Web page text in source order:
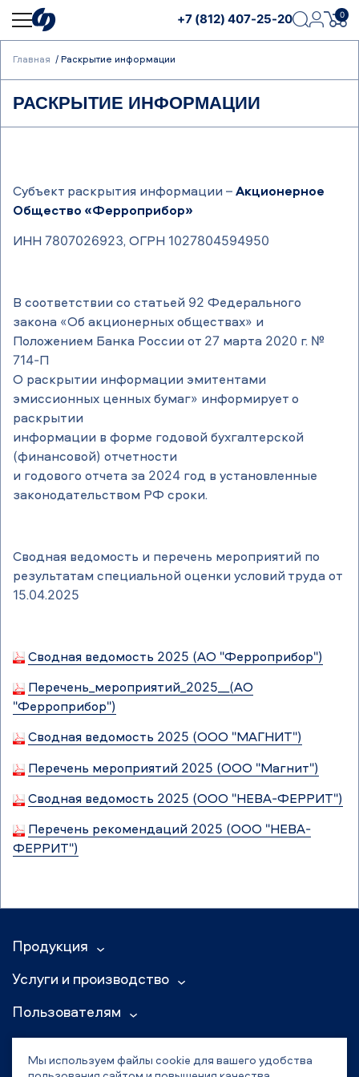
+7 (812) 407-25-20 0
Главная Раскрытие информации
РАСКРЫТИЕ ИНФОРМАЦИИ
Субъект раскрытия информации – Акционерное
Общество «Ферроприбор»
ИНН 7807026923, ОГРН 1027804594950
В соответствии со статьей 92 Федерального
закона «Об акционерных обществах» и
Положением Банка России от 27 марта 2020 г. №
714-П
О раскрытии информации эмитентами
эмиссионных ценных бумаг» информирует о
раскрытии
информации в форме годовой бухгалтерской
(финансовой) отчетности
и годового отчета за 2024 год в установленные
законодательством РФ сроки.
Сводная ведомость и перечень мероприятий по
результатам специальной оценки условий труда от
15.04.2025
Сводная ведомость 2025 (АО "Ферроприбор")
Перечень_мероприятий_2025__(АО
"Ферроприбор")
Сводная ведомость 2025 (ООО "МАГНИТ")
Перечень мероприятий 2025 (ООО "Магнит")
Сводная ведомость 2025 (ООО "НЕВА-ФЕРРИТ")
Перечень рекомендаций 2025 (ООО "НЕВА-
ФЕРРИТ")
Продукция
Услуги и производство
Пользователям
Россия, г. Санкт-Петербург
Мы используем файлы cookie для вашего удобства